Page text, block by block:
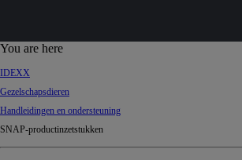
d
m
You are here
IDEXX
Gezelschapsdieren
Handleidingen en ondersteuning
SNAP-productinzetstukken